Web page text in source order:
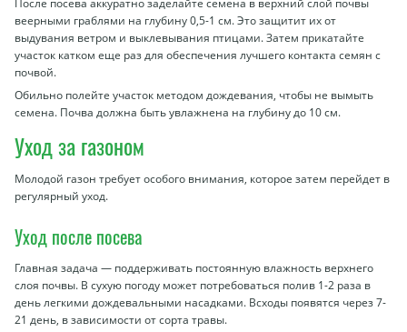
После посева аккуратно заделайте семена в верхний слой почвы
веерными граблями на глубину 0,5-1 см. Это защитит их от
выдувания ветром и выклевывания птицами. Затем прикатайте
участок катком еще раз для обеспечения лучшего контакта семян с
почвой.
Обильно полейте участок методом дождевания, чтобы не вымыть
семена. Почва должна быть увлажнена на глубину до 10 см.
Уход за газоном
Молодой газон требует особого внимания, которое затем перейдет в
регулярный уход.
Уход после посева
Главная задача — поддерживать постоянную влажность верхнего
слоя почвы. В сухую погоду может потребоваться полив 1-2 раза в
день легкими дождевальными насадками. Всходы появятся через 7-
21 день, в зависимости от сорта травы.